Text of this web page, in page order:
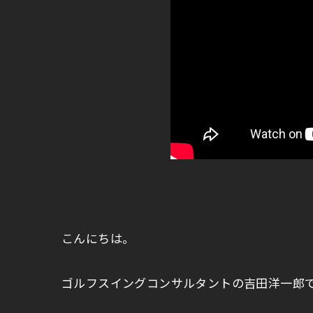
こんにちは。
ゴルフスイングコンサルタントの吉田洋一郎